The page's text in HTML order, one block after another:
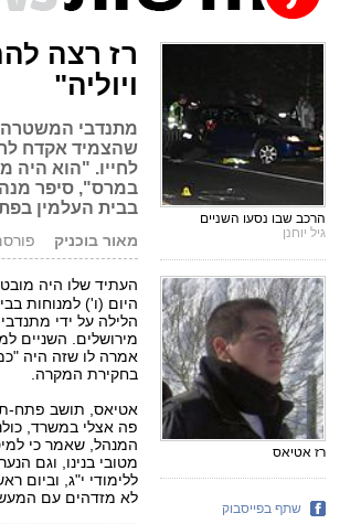
רז רצה
ויוליה"
שהצמיד אקדח
לחייו. "הוא היה
במרס", סיפר
בבית העלמין
מאור בוכניק פורסם:
העתיד שלו היה
מירושלים. השניים
אמרה לו שזה היה
בחקירת המקרה.
אטיאס, תושב פתח-
פה אצלי במשרד,
המנהל, שאמר כי
מטובי בנינו, וגם
ללימודי י"ג, וביום
לא מזדהים עם
הרכב שבו נסעו השניים
גיל יוחנן
רז אטיאס
שתף בפייסבוק